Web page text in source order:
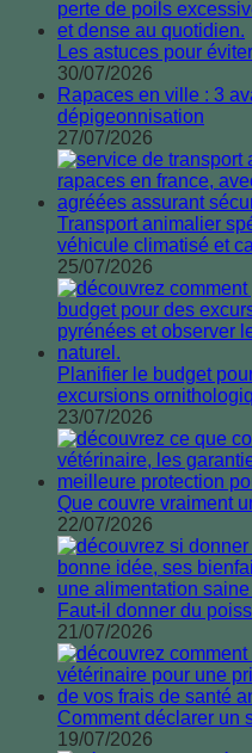
Les astuces pour
30/07/2026
Rapaces en ville : 3
dépigeonnisation
27/07/2026
Transport animalier
véhicule climatisé et
25/07/2026
Planifier le budget
excursions
23/07/2026
Que couvre vraiment
22/07/2026
Faut-il donner du
21/07/2026
Comment déclarer un
19/07/2026